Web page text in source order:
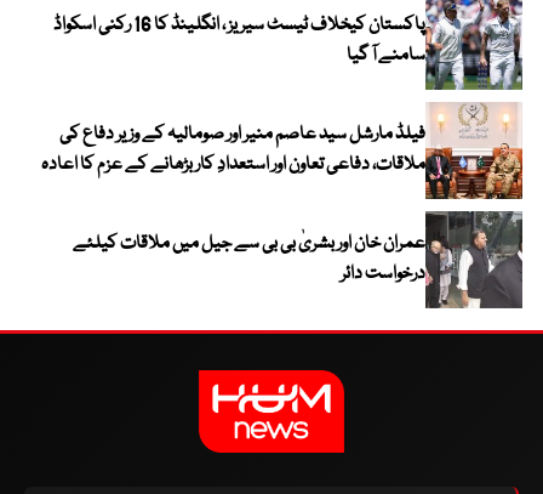
پاکستان کیخلاف ٹیسٹ سیریز ، انگلینڈ کا 16 رکنی اسکواڈ
سامنے آ گیا
فیلڈ مارشل سید عاصم منیر اور صومالیہ کے وزیر دفاع کی
ملاقات، دفاعی تعاون اور استعدادِ کار بڑھانے کے عزم کا اعادہ
عمران خان اور بشریٰ بی بی سے جیل میں ملاقات کیلئے
درخواست دائر